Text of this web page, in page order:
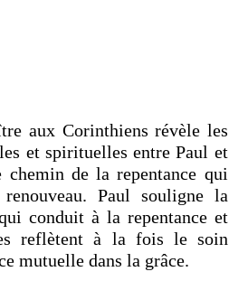
aux Corinthiens révèle les
et spirituelles entre Paul et
de la repentance qui
Paul souligne la
conduit à la repentance et
reflètent à la fois le soin
mutuelle dans la grâce.